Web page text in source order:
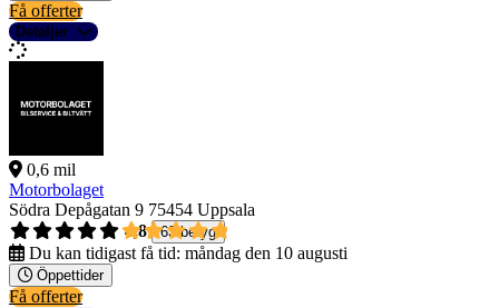
Få offerter
Detaljer
0,6 mil
Motorbolaget
Södra Depågatan 9 75454 Uppsala
4,8
63 betyg
Du kan tidigast få tid: måndag den 10 augusti
Öppettider
Få offerter